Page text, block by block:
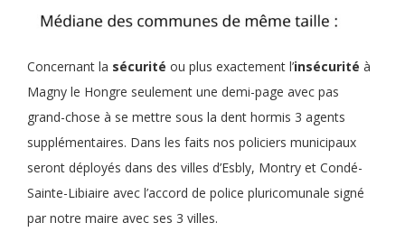
Concernant la sécurité ou plus exactement l’insécurité à
Magny le Hongre seulement une demi-page avec pas
grand-chose à se mettre sous la dent hormis 3 agents
supplémentaires. Dans les faits nos policiers municipaux
seront déployés dans des villes d’Esbly, Montry et Condé-
Sainte-Libiaire avec l’accord de police pluricomunale signé
par notre maire avec ses 3 villes.